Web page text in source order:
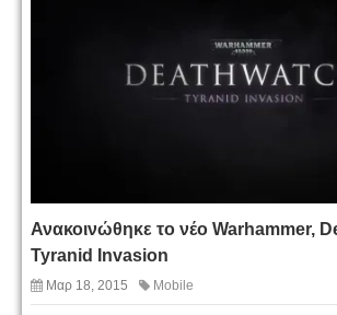
Ανακοινώθηκε το νέο Warhammer,
Tyranid Invasion
Μαρ 18, 2015 Mobile